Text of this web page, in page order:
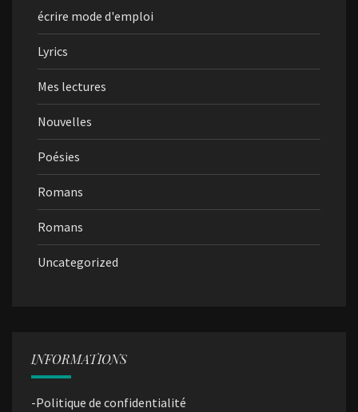
écrire mode d'emploi
Lyrics
Mes lectures
Nouvelles
Poésies
Romans
Romans
Uncategorized
INFORMATIONS
-Politique de confidentialité